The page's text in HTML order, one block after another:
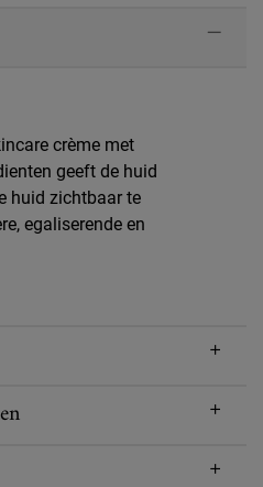
crème met
geeft de huid
huid zichtbaar te
egaliserende en